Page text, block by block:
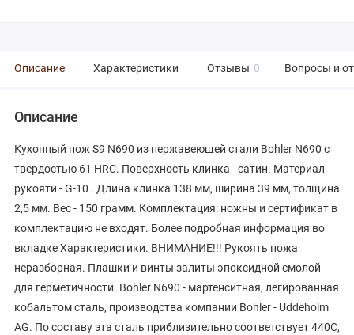
Описание Характеристики Отзывы 0 Вопросы и
Описание
Кухонный нож S9 N690 из нержавеющей стали Bohler N690 с
твердостью 61 HRC. Поверхность клинка - сатин. Материал
рукояти - G-10 . Длина клинка 138 мм, ширина 39 мм, толщина
2,5 мм. Вес - 150 грамм. Комплектация: ножны и сертификат в
комплектацию не входят. Более подробная информация во
вкладке Характеристики. ВНИМАНИЕ!!! Рукоять ножа
неразборная. Плашки и винты залиты эпоксидной смолой
для герметичности. Bohler N690 - мартенситная, легированная
кобальтом сталь, производства компании Bоhler - Uddeholm
AG. По составу эта сталь приблизительно соответствует 440C,